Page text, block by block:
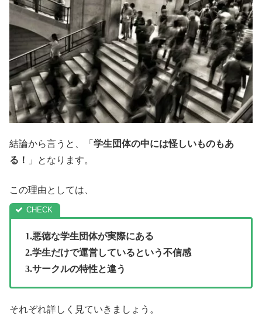
結論から言うと、「 学生団体の中には怪しいものもあ
る！
」となります。
この理由としては、
1.悪徳な学生団体が実際にある
2.学生だけで運営しているという不信感
3.サークルの特性と違う
それぞれ詳しく見ていきましょう。